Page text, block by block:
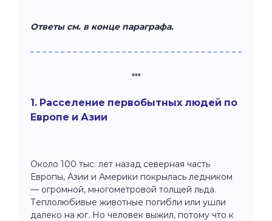
Ответы см. в конце параграфа.
***
1. Расселение первобытных людей по
Европе и Азии
Около 100 тыс. лет назад северная часть
Европы, Азии и Америки покрылась ледником
— огромной, многометровой толщей льда.
Теплолюбивые животные погибли или ушли
далеко на юг. Но человек выжил, потому что к